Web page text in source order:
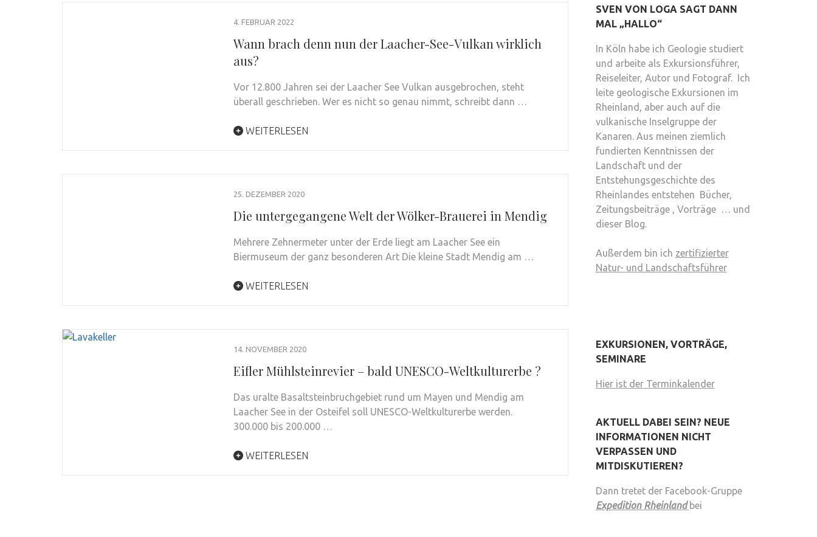
4. FEBRUAR 2022
Wann brach denn nun der Laacher-See-Vulkan wirklich
aus?
Vor 12.800 Jahren sei der Laacher See Vulkan ausgebrochen, steht
überall geschrieben. Wer es nicht so genau nimmt, schreibt dann …
WEITERLESEN
25. DEZEMBER 2020
Die untergegangene Welt der Wölker-Brauerei in Mendig
Mehrere Zehnermeter unter der Erde liegt am Laacher See ein
Biermuseum der ganz besonderen Art Die kleine Stadt Mendig am …
WEITERLESEN
14. NOVEMBER 2020
Eifler Mühlsteinrevier – bald UNESCO-Weltkulturerbe ?
Das uralte Basaltsteinbruchgebiet rund um Mayen und Mendig am
Laacher See in der Osteifel soll UNESCO-Weltkulturerbe werden.
300.000 bis 200.000 …
WEITERLESEN
SVEN VON LOGA SAGT DANN
MAL „HALLO“
In Köln habe ich Geologie studiert
und arbeite als Exkursionsführer,
Reiseleiter, Autor und Fotograf. Ich
leite geologische Exkursionen im
Rheinland, aber auch auf die
vulkanische Inselgruppe der
Kanaren. Aus meinen ziemlich
fundierten Kenntnissen der
Landschaft und der
Entstehungsgeschichte des
Rheinlandes entstehen Bücher,
Zeitungsbeiträge , Vorträge … und
dieser Blog.
Außerdem bin ich zertifizierter
Natur- und Landschaftsführer
EXKURSIONEN, VORTRÄGE,
SEMINARE
Hier ist der Terminkalender
AKTUELL DABEI SEIN? NEUE
INFORMATIONEN NICHT
VERPASSEN UND
MITDISKUTIEREN?
Dann tretet der Facebook-Gruppe
Expedition Rheinland bei